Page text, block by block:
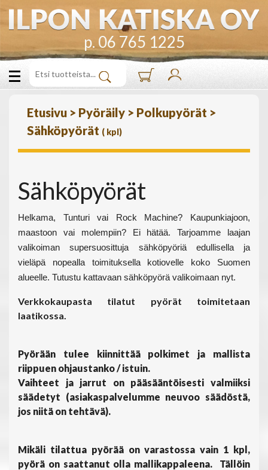
p. 06 765 1225
Etusivu > Pyöräily > Polkupyörät >
Sähköpyörät ( kpl)
Sähköpyörät
Helkama, Tunturi vai Rock Machine? Kaupunkiajoon,
maastoon vai molempiin? Ei hätää. Tarjoamme laajan
valikoiman supersuosittuja sähköpyöriä edullisella ja
vieläpä nopealla toimituksella kotiovelle koko Suomen
alueelle. Tutustu kattavaan sähköpyörä valikoimaan nyt.
Verkkokaupasta tilatut pyörät toimitetaan
laatikossa.
Pyörään tulee kiinnittää polkimet ja mallista
riippuen ohjaustanko / istuin.
Vaihteet ja jarrut on pääsääntöisesti valmiiksi
säädetyt (asiakaspalvelumme neuvoo säädöstä,
jos niitä on tehtävä).
Mikäli tilattua pyörää on varastossa vain 1 kpl,
pyörä on saattanut olla mallikappaleena. Tällöin